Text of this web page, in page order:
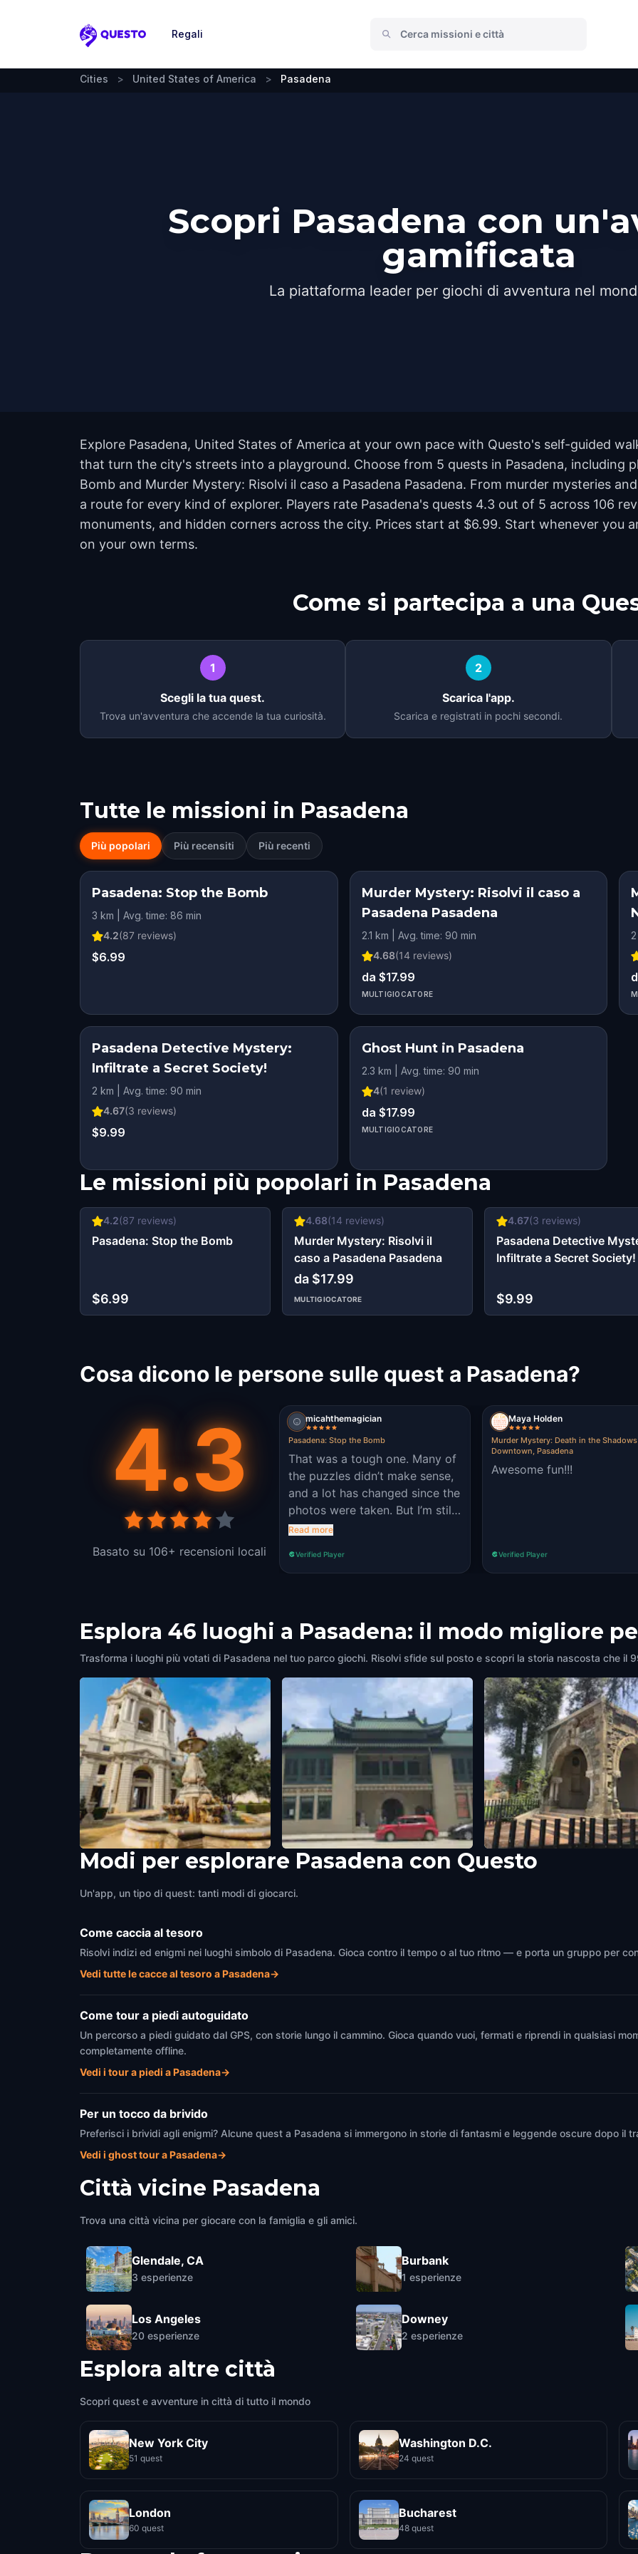
Questo
Regali
Cities > United States of America > Pasadena
Scopri Pasadena con
gamificata
La piattaforma leader per giochi di avventura nel
Explore Pasadena, United States of America at your own pace with Questo's self-guided
that turn the city's streets into a playground. Choose from 5 quests in Pasadena, including
Bomb and Murder Mystery: Risolvi il caso a Pasadena Pasadena. From murder mysteries
a route for every kind of explorer. Players rate Pasadena's quests 4.3 out of 5 across 106
monuments, and hidden corners across the city. Prices start at $6.99. Start whenever you
on your own terms.
Come si partecipa a una
1
Scegli la tua quest.
Trova un'avventura che accende la tua curiosità.
2
Scarica l'app.
Scarica e registrati in pochi secondi.
Tutte le missioni in Pasadena
Più popolari Più recensiti Più recenti
Pasadena: Stop the Bomb
3 km | Avg. time: 86 min
4.2(87 reviews)
$6.99
Murder Mystery: Risolvi il caso a
Pasadena Pasadena
2.1 km | Avg. time: 90 min
4.68(14 reviews)
da $17.99
MULTIGIOCATORE
Pasadena Detective Mystery:
Infiltrate a Secret Society!
2 km | Avg. time: 90 min
4.67(3 reviews)
$9.99
Ghost Hunt in Pasadena
2.3 km | Avg. time: 90 min
4(1 review)
da $17.99
MULTIGIOCATORE
Le missioni più popolari in Pasadena
4.2(87 reviews)
Pasadena: Stop the Bomb
$6.99
4.68(14 reviews)
Murder Mystery: Risolvi il
caso a Pasadena Pasadena
da $17.99
MULTIGIOCATORE
4.67(3 reviews)
Pasadena Detective
Infiltrate a Secret Society!
$9.99
Cosa dicono le persone sulle quest a Pasadena?
4.3
Basato su 106+ recensioni locali
micahthemagician
Pasadena: Stop the Bomb
That was a tough one. Many of
the puzzles didn’t make sense,
and a lot has changed since the
photos were taken. But I’m still
glad I did it. Thank you
Read more
Verified Player
Maya Holden
Murder Mystery: Death in the
Downtown, Pasadena
Awesome fun!!!
Verified Player
Esplora 46 luoghi a Pasadena: il modo migliore
Trasforma i luoghi più votati di Pasadena nel tuo parco giochi. Risolvi sfide sul posto e scopri la storia nascosta che il
Pasadena City Hall USC Pacific Asia Museum
Memorial Park (Public Library
Modi per esplorare Pasadena con Questo
Un'app, un tipo di quest: tanti modi di giocarci.
Come caccia al tesoro
Risolvi indizi ed enigmi nei luoghi simbolo di Pasadena. Gioca contro il tempo o al tuo ritmo — e porta un gruppo per
Vedi tutte le cacce al tesoro a Pasadena→
Come tour a piedi autoguidato
Un percorso a piedi guidato dal GPS, con storie lungo il cammino. Gioca quando vuoi, fermati e riprendi in qualsiasi
completamente offline.
Vedi i tour a piedi a Pasadena→
Per un tocco da brivido
Preferisci i brividi agli enigmi? Alcune quest a Pasadena si immergono in storie di fantasmi e leggende oscure dopo il
Vedi i ghost tour a Pasadena→
Città vicine Pasadena
Trova una città vicina per giocare con la famiglia e gli amici.
Glendale, CA
3 esperienze
Los Angeles
20 esperienze
Burbank
1 esperienze
Downey
2 esperienze
Esplora altre città
Scopri quest e avventure in città di tutto il mondo
New York City
51 quest
Washington D.C.
24 quest
London
60 quest
Bucharest
48 quest